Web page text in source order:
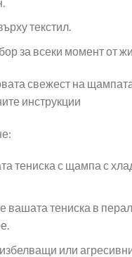
текстил.
за всеки момент от
свежест на
инструкции
тениска с щампа с
вашата тениска в
или